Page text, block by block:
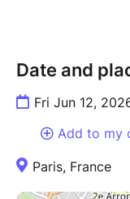
Date and
Fri Jun 12,
Add to my
Paris, France